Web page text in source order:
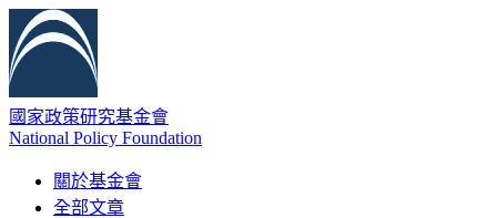
國家政策研究基金會
National Policy Foundation
關於基金會
全部文章